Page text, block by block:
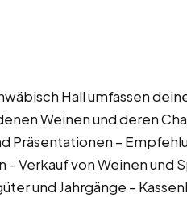
Hall umfassen
Weinen und deren
Präsentationen –
Verkauf von Weinen und
und Jahrgänge –